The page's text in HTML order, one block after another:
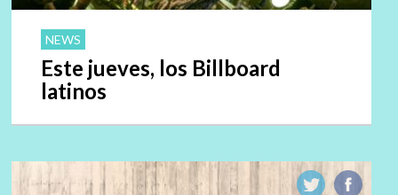
NEWS
Este jueves, los Billboard
latinos